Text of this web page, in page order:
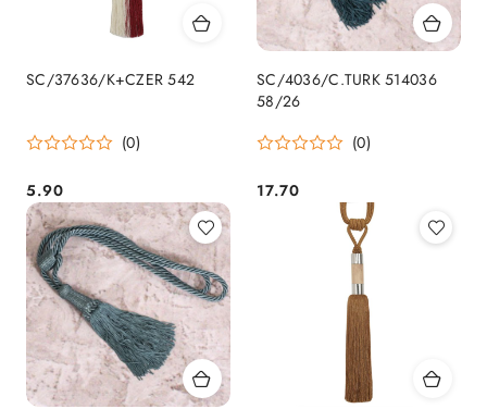
SC/37636/K+CZER 542
(0)
Cena:
5.90
SC/4036/C.TURK 514036
58/26
(0)
Cena:
17.70